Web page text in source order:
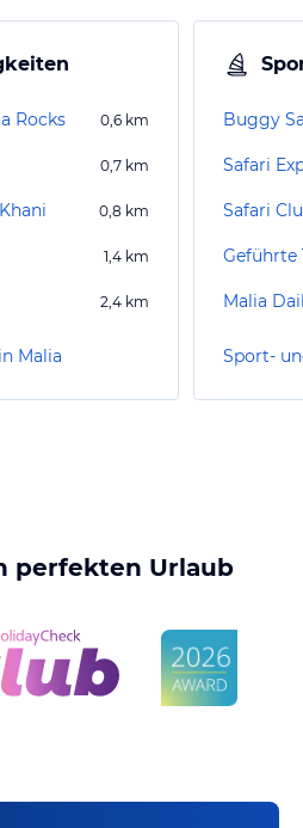
Rocks 0,6 km
0,7 km
0,8 km
1,4 km
2,4 km
Malia
Buggy
Safari
Safari
Malia
Sport-
perfekten Urlaub